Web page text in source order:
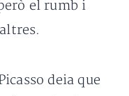
el rumb i
deia que